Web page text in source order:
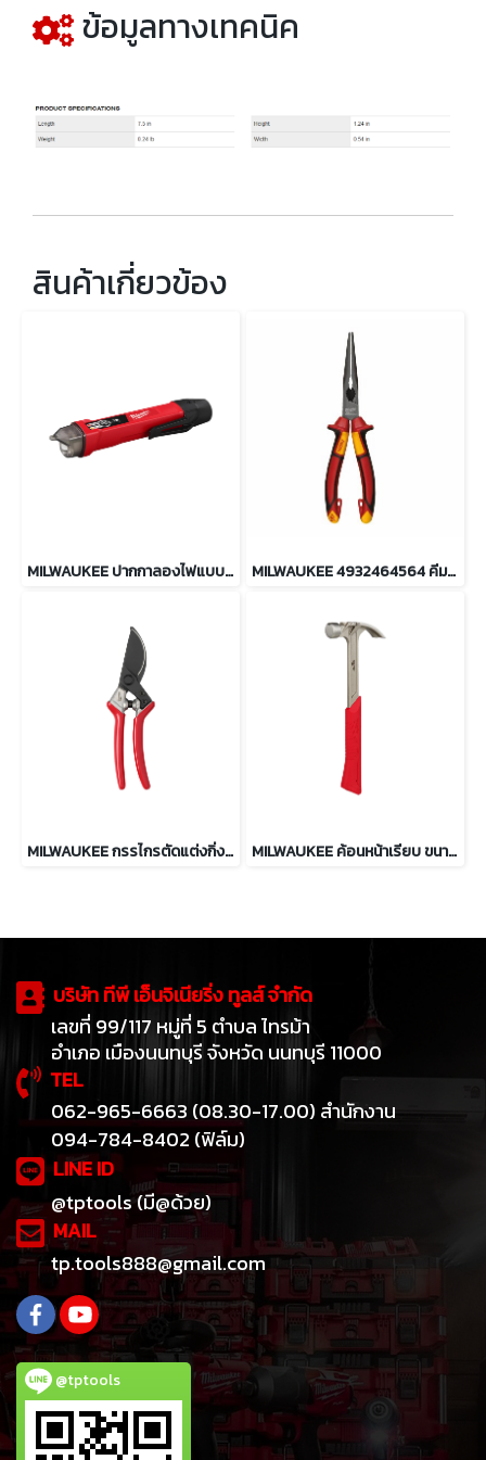
ข้อมูลทางเทคนิค
สินค้าเกี่ยวข้อง
MILWAUKEE ปากกาลองไฟแบบไร้สัมผัส 12-1000V รุ่น NCVDDF MILWAUKEE 4932464564 คีมปากแหลม หุ้มฉนวนกันไฟฟ้า VDE
MILWAUKEE กรรไกรตัดแต่งกิ่งไม้ 20 มม. รุ่น 4932498622 MILWAUKEE ค้อนหน้าเรียบ ขนาด 16 ออนซ์ รุ่น 48-22-9018
บริษัท ทีพี เอ็นจิเนียริ่ง ทูลส์ จำกัด
เลขที่ 99/117 หมู่ที่ 5 ตำบล ไทรม้า
อำเภอ เมืองนนทบุรี จังหวัด นนทบุรี 11000
TEL
062-965-6663 (08.30-17.00) สำนักงาน
094-784-8402 (ฟิล์ม)
LINE ID
@tptools (มี@ด้วย)
MAIL
tp.tools888@gmail.com
@tptools